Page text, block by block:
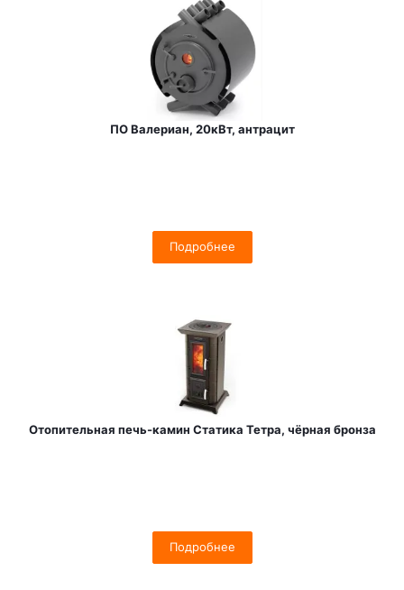
ПО Валериан, 20кВт, антрацит
Подробнее
Отопительная печь-камин Статика Тетра, чёрная бронза
Подробнее